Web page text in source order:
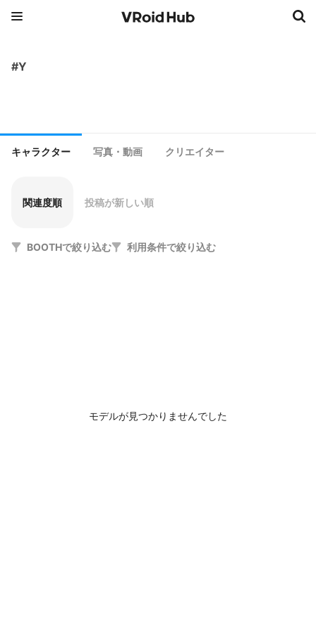
#Y
キャラクター 写真・動画 クリエイター
関連度順 投稿が新しい順
BOOTHで絞り込む 利用条件で絞り込む
モデルが見つかりませんでした